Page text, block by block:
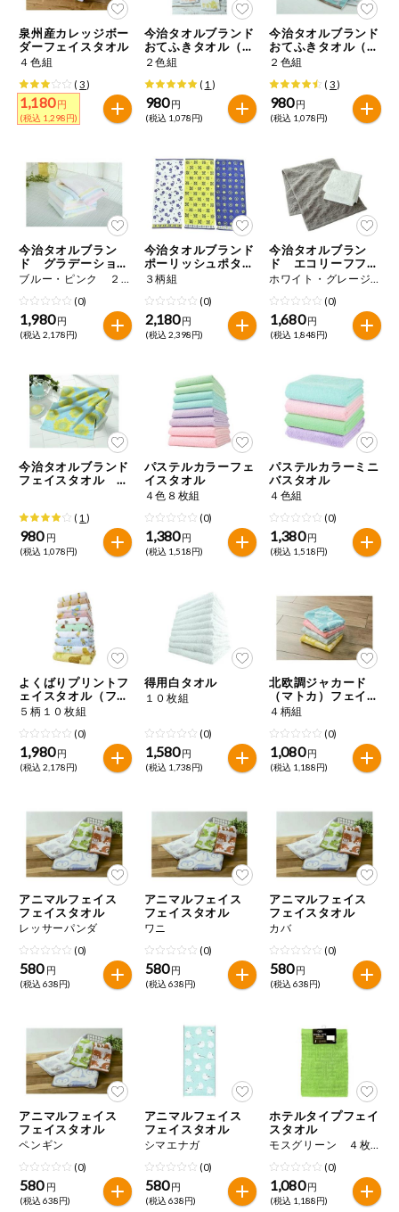
ご利用ガイド
アプリのダウンロード
PC版サイトを表示
テキスト注文サイトを表示
お問い合わせ
住居・生活用
品
コスメ＆ボデ
ィケア
衣料品
ペット
先着限定企画
スマート・ワ
ン注文
今週のお買い
得
コープ商品
今週の新登場
複数注文でお
トク
ポイントがも
らえる！
お弁当用商品
ミールキット
組合員さんの
リクエスト
いいもんみっ
け
オーガニック
ベビー・キッ
サプリメン
ト・栄養補助
アレルゲン対
応
エシカル
特定原材料に準ずるものは、お取引先から情報提供のあった
範囲でのお知らせです。
泉州産カレッジボー
ダーフェイスタオル
４色組
(3)
1,180 円
(税込 1,298円)
今治タオルブランド
おてふきタオル（ラ
ンポ）
２色組
( 1 )
980 円
(税込 1,078円)
今治タオルブランド
おてふきタオル（リ
ント）
２色組
( 3)
980円
(税込 1,078円)
今治タオルブラン
ド グラデーション
ボーダーフェイスタ ブルー・ピンク ２色４枚組
(0)
1,980 円
(税込 2,178円)
今治タオルブランド
ポーリッシュポタリ
ー フェイスタオル
３柄組
(0)
2,180 円
(税込 2,398円)
今治タオルブラン
ド エコリーフフェ
イスタオル
ホワイト・グレージュ ２色組
(0)
1,680 円
(税込 1,848円)
今治タオルブランド
フェイスタオル ひ
( 1 )
980 円
(税込 1,078円)
パステルカラーフェ
イスタオル
４色８枚組
(0)
1,380 円
(税込 1,518円)
パステルカラーミニ
バスタオル
４色組
(0)
1,380 円
(税込 1,518円)
よくばりプリントフ
ェイスタオル（ファ
ンシー）
５柄１０枚組
(0)
1,980 円
(税込 2,178円)
得用白タオル
１０枚組
(0)
1,580 円
(税込 1,738円)
北欧調ジャカード
（マトカ）フェイス
タオル
４柄組
(0)
1,080 円
(税込 1,188円)
アニマルフェイス
フェイスタオル
レッサーパンダ
(0)
580 円
(税込 638円)
アニマルフェイス
フェイスタオル
ワニ
(0)
580 円
(税込 638円)
アニマルフェイス
フェイスタオル
カバ
(0)
580円
(税込 638円)
アニマルフェイス
フェイスタオル
ペンギン
(0)
580 円
(税込 638円)
アニマルフェイス
フェイスタオル
シマエナガ
(0)
580 円
(税込 638円)
ホテルタイプフェイ
スタオル
モスグリーン ４枚組
(0)
1,080 円
(税込 1,188円)